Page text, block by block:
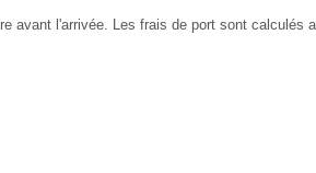
avant l'arrivée. Les frais de port sont calculés